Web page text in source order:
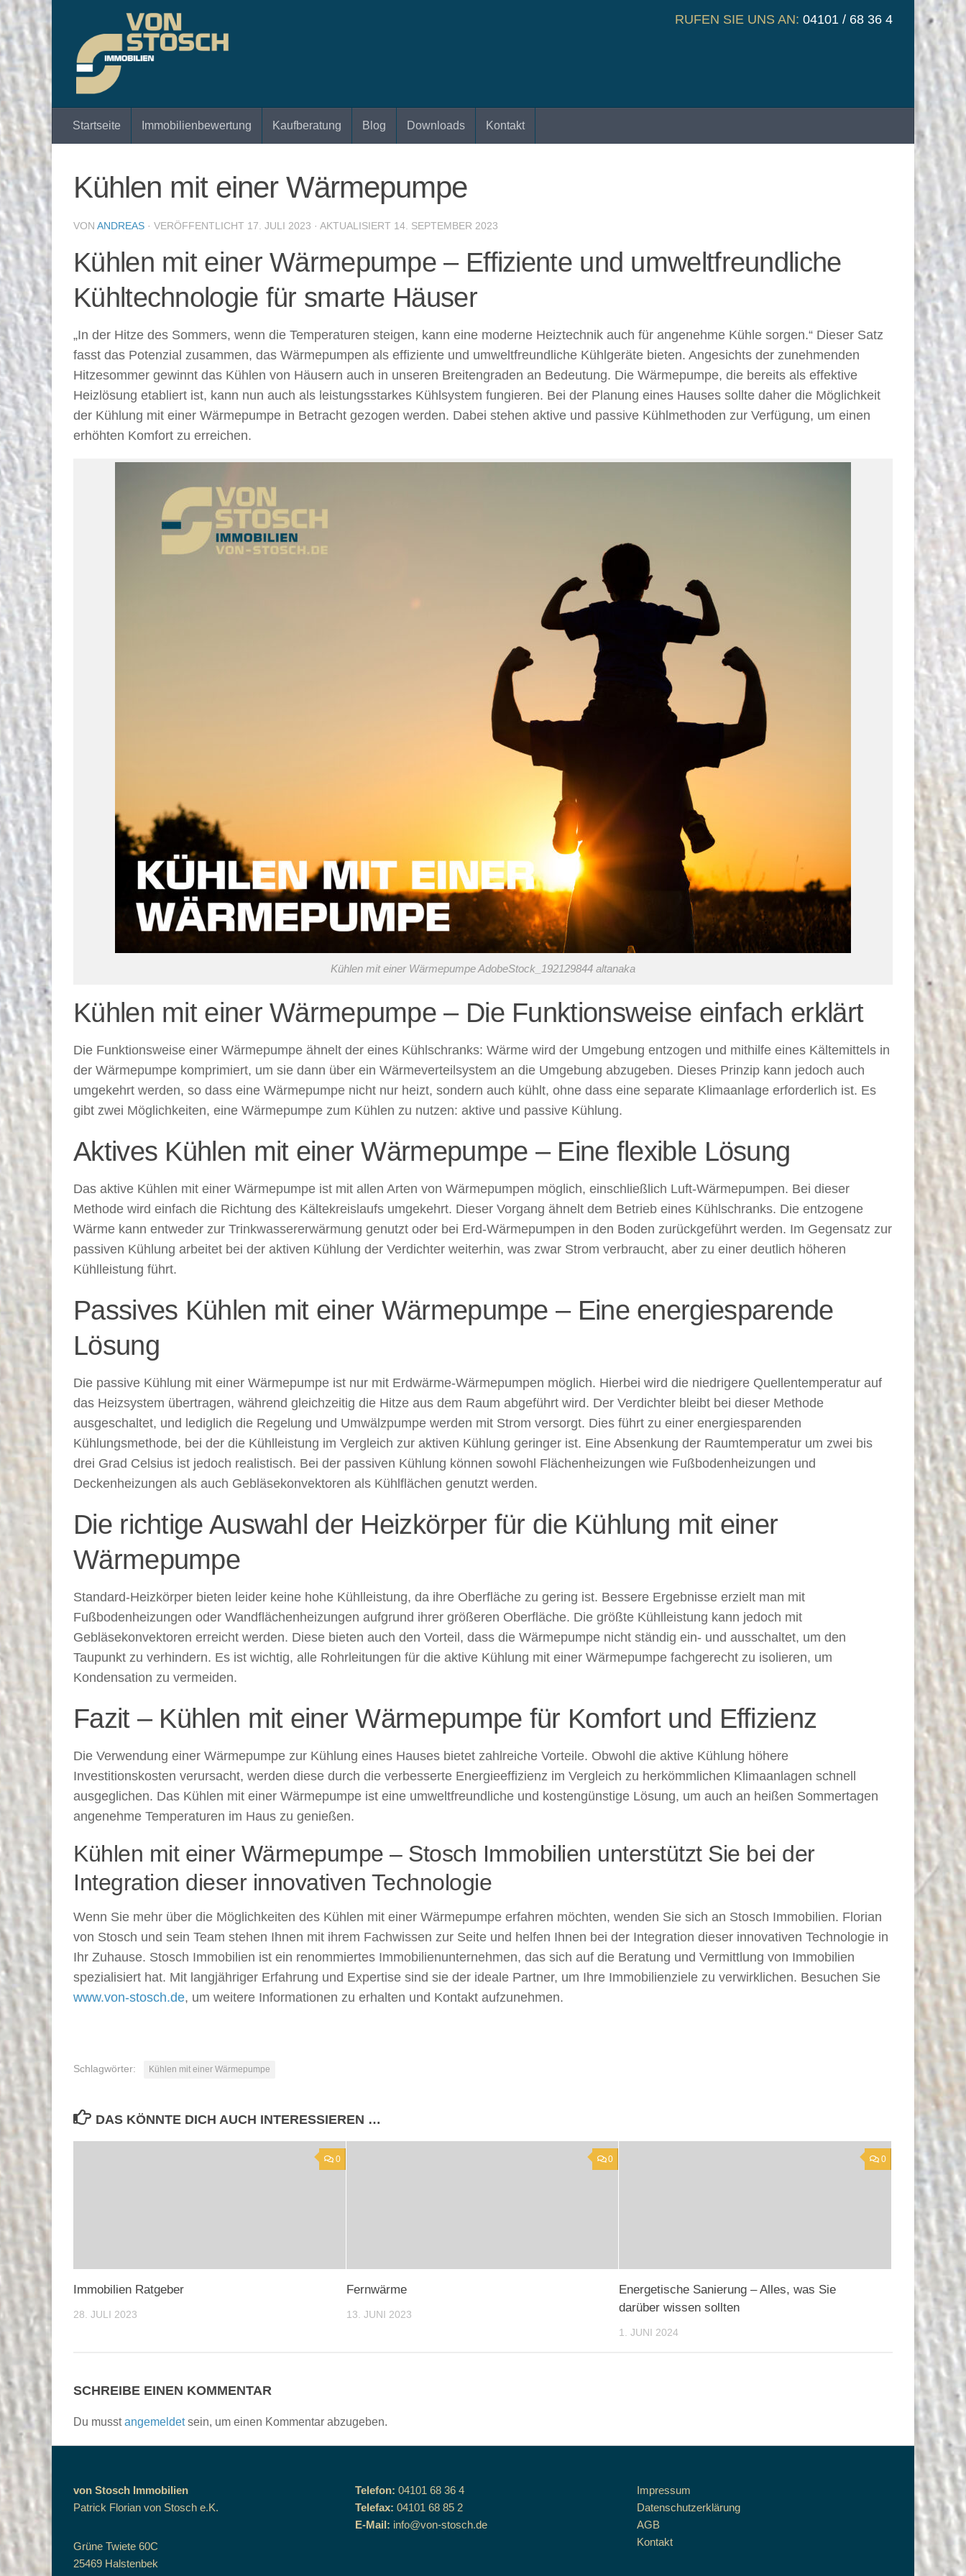
Zum Inhalt springen RUFEN SIE UNS AN: 04101 / 68 36 4
Startseite Immobilienbewertung Kaufberatung Blog Downloads Kontakt
Kühlen mit einer Wärmepumpe
VON ANDREAS · VERÖFFENTLICHT 17. JULI 2023 · AKTUALISIERT 14. SEPTEMBER 2023
Kühlen mit einer Wärmepumpe – Effiziente und umweltfreundliche
Kühltechnologie für smarte Häuser
„In der Hitze des Sommers, wenn die Temperaturen steigen, kann eine moderne Heiztechnik auch für angenehme Kühle sorgen.“ Dieser Satz
fasst das Potenzial zusammen, das Wärmepumpen als effiziente und umweltfreundliche Kühlgeräte bieten. Angesichts der zunehmenden
Hitzesommer gewinnt das Kühlen von Häusern auch in unseren Breitengraden an Bedeutung. Die Wärmepumpe, die bereits als effektive
Heizlösung etabliert ist, kann nun auch als leistungsstarkes Kühlsystem fungieren. Bei der Planung eines Hauses sollte daher die Möglichkeit
der Kühlung mit einer Wärmepumpe in Betracht gezogen werden. Dabei stehen aktive und passive Kühlmethoden zur Verfügung, um einen
erhöhten Komfort zu erreichen.
Kühlen mit einer Wärmepumpe AdobeStock_192129844 altanaka
Kühlen mit einer Wärmepumpe – Die Funktionsweise einfach erklärt
Die Funktionsweise einer Wärmepumpe ähnelt der eines Kühlschranks: Wärme wird der Umgebung entzogen und mithilfe eines Kältemittels in
der Wärmepumpe komprimiert, um sie dann über ein Wärmeverteilsystem an die Umgebung abzugeben. Dieses Prinzip kann jedoch auch
umgekehrt werden, so dass eine Wärmepumpe nicht nur heizt, sondern auch kühlt, ohne dass eine separate Klimaanlage erforderlich ist. Es
gibt zwei Möglichkeiten, eine Wärmepumpe zum Kühlen zu nutzen: aktive und passive Kühlung.
Aktives Kühlen mit einer Wärmepumpe – Eine flexible Lösung
Das aktive Kühlen mit einer Wärmepumpe ist mit allen Arten von Wärmepumpen möglich, einschließlich Luft-Wärmepumpen. Bei dieser
Methode wird einfach die Richtung des Kältekreislaufs umgekehrt. Dieser Vorgang ähnelt dem Betrieb eines Kühlschranks. Die entzogene
Wärme kann entweder zur Trinkwassererwärmung genutzt oder bei Erd-Wärmepumpen in den Boden zurückgeführt werden. Im Gegensatz zur
passiven Kühlung arbeitet bei der aktiven Kühlung der Verdichter weiterhin, was zwar Strom verbraucht, aber zu einer deutlich höheren
Kühlleistung führt.
Passives Kühlen mit einer Wärmepumpe – Eine energiesparende
Lösung
Die passive Kühlung mit einer Wärmepumpe ist nur mit Erdwärme-Wärmepumpen möglich. Hierbei wird die niedrigere Quellentemperatur auf
das Heizsystem übertragen, während gleichzeitig die Hitze aus dem Raum abgeführt wird. Der Verdichter bleibt bei dieser Methode
ausgeschaltet, und lediglich die Regelung und Umwälzpumpe werden mit Strom versorgt. Dies führt zu einer energiesparenden
Kühlungsmethode, bei der die Kühlleistung im Vergleich zur aktiven Kühlung geringer ist. Eine Absenkung der Raumtemperatur um zwei bis
drei Grad Celsius ist jedoch realistisch. Bei der passiven Kühlung können sowohl Flächenheizungen wie Fußbodenheizungen und
Deckenheizungen als auch Gebläsekonvektoren als Kühlflächen genutzt werden.
Die richtige Auswahl der Heizkörper für die Kühlung mit einer
Wärmepumpe
Standard-Heizkörper bieten leider keine hohe Kühlleistung, da ihre Oberfläche zu gering ist. Bessere Ergebnisse erzielt man mit
Fußbodenheizungen oder Wandflächenheizungen aufgrund ihrer größeren Oberfläche. Die größte Kühlleistung kann jedoch mit
Gebläsekonvektoren erreicht werden. Diese bieten auch den Vorteil, dass die Wärmepumpe nicht ständig ein- und ausschaltet, um den
Taupunkt zu verhindern. Es ist wichtig, alle Rohrleitungen für die aktive Kühlung mit einer Wärmepumpe fachgerecht zu isolieren, um
Kondensation zu vermeiden.
Fazit – Kühlen mit einer Wärmepumpe für Komfort und Effizienz
Die Verwendung einer Wärmepumpe zur Kühlung eines Hauses bietet zahlreiche Vorteile. Obwohl die aktive Kühlung höhere
Investitionskosten verursacht, werden diese durch die verbesserte Energieeffizienz im Vergleich zu herkömmlichen Klimaanlagen schnell
ausgeglichen. Das Kühlen mit einer Wärmepumpe ist eine umweltfreundliche und kostengünstige Lösung, um auch an heißen Sommertagen
angenehme Temperaturen im Haus zu genießen.
Kühlen mit einer Wärmepumpe – Stosch Immobilien unterstützt Sie bei der
Integration dieser innovativen Technologie
Wenn Sie mehr über die Möglichkeiten des Kühlen mit einer Wärmepumpe erfahren möchten, wenden Sie sich an Stosch Immobilien. Florian
von Stosch und sein Team stehen Ihnen mit ihrem Fachwissen zur Seite und helfen Ihnen bei der Integration dieser innovativen Technologie in
Ihr Zuhause. Stosch Immobilien ist ein renommiertes Immobilienunternehmen, das sich auf die Beratung und Vermittlung von Immobilien
spezialisiert hat. Mit langjähriger Erfahrung und Expertise sind sie der ideale Partner, um Ihre Immobilienziele zu verwirklichen. Besuchen Sie
www.von-stosch.de, um weitere Informationen zu erhalten und Kontakt aufzunehmen.
Schlagwörter: Kühlen mit einer Wärmepumpe
DAS KÖNNTE DICH AUCH INTERESSIEREN …
0
Immobilien Ratgeber
28. JULI 2023
0
Fernwärme
13. JUNI 2023
0
Energetische Sanierung – Alles, was Sie
darüber wissen sollten
1. JUNI 2024
SCHREIBE EINEN KOMMENTAR
Du musstangemeldetsein, um einen Kommentar abzugeben.
von Stosch Immobilien
Patrick Florian von Stosch e.K.
Grüne Twiete 60C
25469 Halstenbek
Telefon: 04101 68 36 4
Telefax: 04101 68 85 2
E-Mail: info@von-stosch.de
Impressum
Datenschutzerklärung
AGB
Kontakt